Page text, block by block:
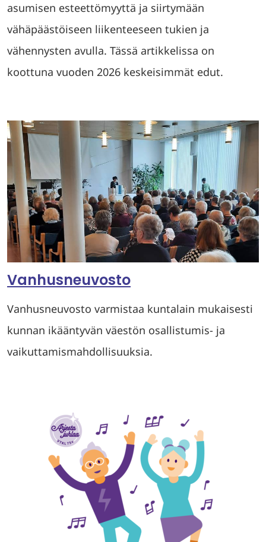
asumisen esteettömyyttä ja siirtymään
vähäpäästöiseen liikenteeseen tukien ja
vähennysten avulla. Tässä artikkelissa on
koottuna vuoden 2026 keskeisimmät edut.
Vanhusneuvosto
Vanhusneuvosto varmistaa kuntalain mukaisesti
kunnan ikääntyvän väestön osallistumis- ja
vaikuttamismahdollisuuksia.